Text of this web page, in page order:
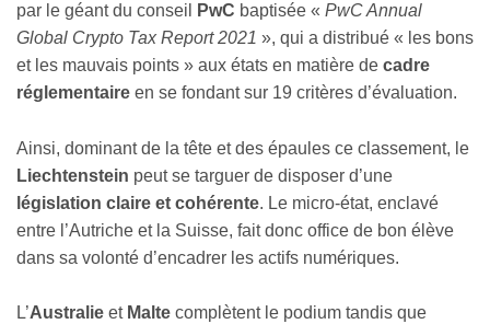
par le géant du conseil
PwC baptisée « PwC Annual
Global Crypto Tax Report 2021 », qui a distribué « les bons
et les mauvais points » aux états en matière de cadre
réglementaire en se fondant sur 19 critères d’évaluation.
Ainsi, dominant de la tête et des épaules ce classement, le
Liechtenstein peut se targuer de disposer d’une
législation claire et cohérente. Le micro-état, enclavé
entre l’Autriche et la Suisse, fait donc office de bon élève
dans sa volonté d’encadrer les actifs numériques.
L’Australie et Malte complètent le podium tandis que